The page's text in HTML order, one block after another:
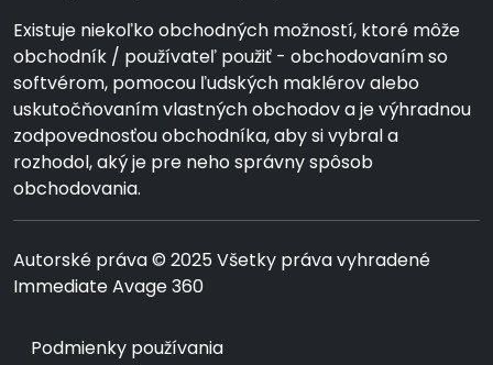
Existuje niekoľko obchodných možností, ktoré môže
obchodník / používateľ použiť - obchodovaním so
softvérom, pomocou ľudských maklérov alebo
uskutočňovaním vlastných obchodov a je výhradnou
zodpovednosťou obchodníka, aby si vybral a
rozhodol, aký je pre neho správny spôsob
obchodovania.
Autorské práva © 2025 Všetky práva vyhradené
Immediate Avage 360
Podmienky používania